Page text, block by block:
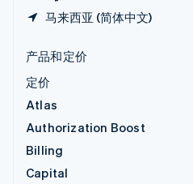
马来西亚 (简体中文)
产品和定价
定价
Atlas
Authorization Boost
Billing
Capital